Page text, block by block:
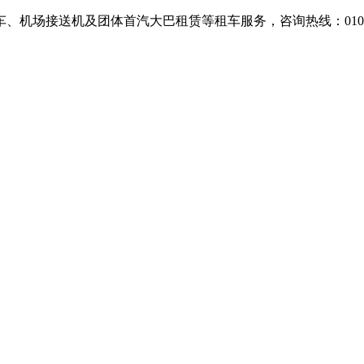
机场接送机及团体首汽大巴租赁等租车服务，咨询热线：